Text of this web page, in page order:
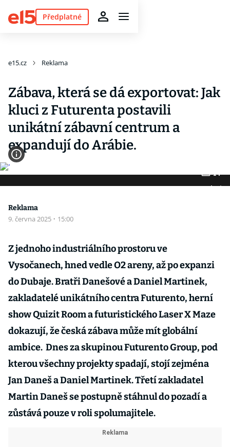
Předplatné
e15.cz Reklama
Zábava, která se dá exportovat: Jak
kluci z Futurenta postavili
unikátní zábavní centrum a
expandují do Arábie.
14
Fotogalerie
Reklama
9. června 2025 · 15:00
Z jednoho industriálního prostoru ve
Vysočanech, hned vedle O2 areny, až po expanzi
do Dubaje. Bratři Danešové a Daniel Martinek,
zakladatelé unikátního centra Futurento, herní
show Quizit Room a futuristického Laser X Maze
dokazují, že česká zábava může mít globální
ambice. Dnes za skupinou Futurento Group, pod
kterou všechny projekty spadají, stojí zejména
Jan Daneš a Daniel Martinek. Třetí zakladatel
Martin Daneš se postupně stáhnul do pozadí a
zůstává pouze v roli spolumajitele.